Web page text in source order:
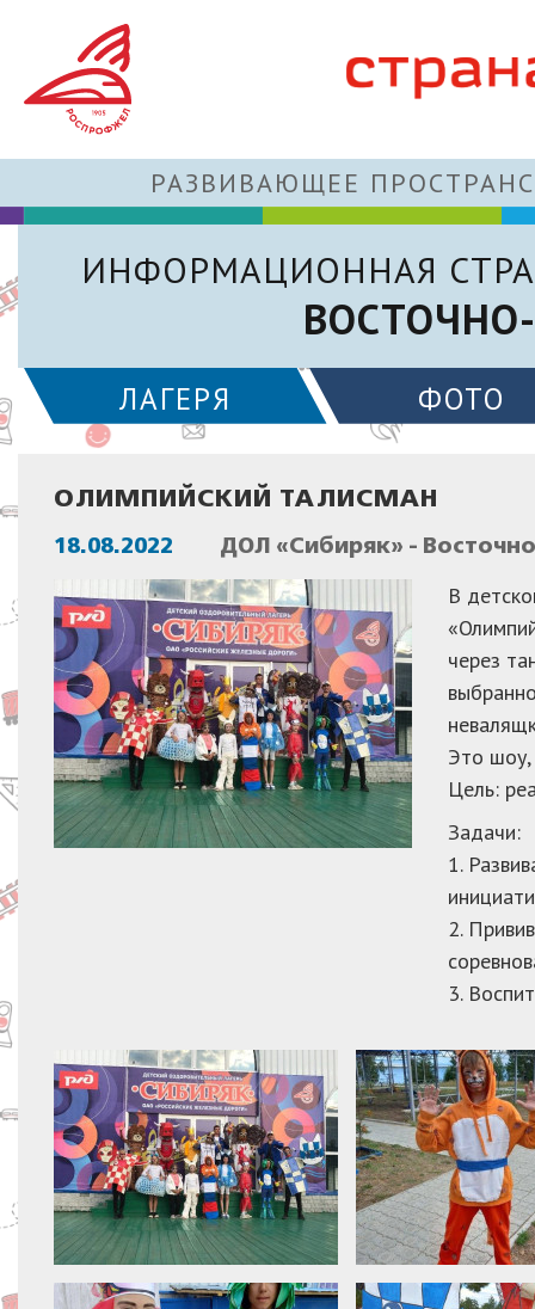
РАЗВИВАЮЩЕЕ
ИНФОРМАЦИОННАЯ
ЛАГЕРЯ ФОТО
ОЛИМПИЙСКИЙ ТАЛИСМАН
18.08.2022 ДОЛ «Сибиряк» -
В
через
Это шоу,
Цель:
Задачи:
1.
2.
3.